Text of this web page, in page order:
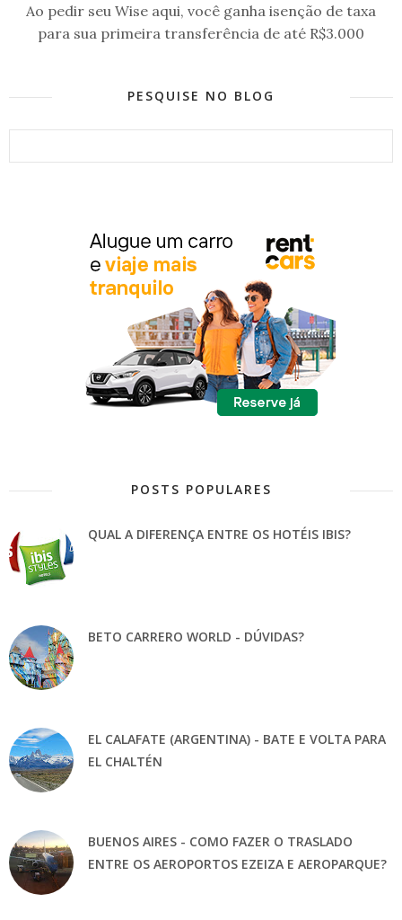
Ao pedir seu Wise aqui, você ganha isenção de taxa
para sua primeira transferência de até R$3.000
PESQUISE NO BLOG
POSTS POPULARES
QUAL A DIFERENÇA ENTRE OS HOTÉIS IBIS?
BETO CARRERO WORLD - DÚVIDAS?
EL CALAFATE (ARGENTINA) - BATE E VOLTA PARA
EL CHALTÉN
BUENOS AIRES - COMO FAZER O TRASLADO
ENTRE OS AEROPORTOS EZEIZA E AEROPARQUE?